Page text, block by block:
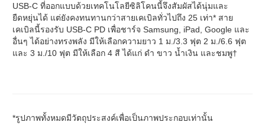
USB-C ที่ออกแบบด้วยเทคโนโลยีซิลิโคนนี้จึงสัมผัสได้นุ่มและ
ยืดหยุ่นได้ แต่ยังคงทนทานกว่าสายเคเบิลทั่วไปถึง 25 เท่า* สาย
เคเบิลนี้รองรับ USB-C PD เพื่อชาร์จ Samsung, iPad, Google และ
อื่นๆ ได้อย่างทรงพลัง มีให้เลือกความยาว 1 ม./3.3 ฟุต 2 ม./6.6 ฟุต
และ 3 ม./10 ฟุต มีให้เลือก 4 สี ได้แก่ ดำ ขาว น้ำเงิน และชมพู†
*รูปภาพทั้งหมดมีวัตถุประสงค์เพื่อเป็นภาพประกอบเท่านั้น